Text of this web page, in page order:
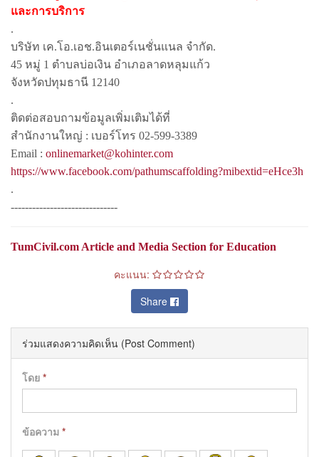
และการบริการ
.
บริษัท เค.โอ.เอช.อินเตอร์เนชั่นแนล จำกัด.
45 หมู่ 1 ตำบลบ่อเงิน อำเภอลาดหลุมแก้ว
จังหวัดปทุมธานี 12140
.
ติดต่อสอบถามข้อมูลเพิ่มเติมได้ที่
สำนักงานใหญ่ : เบอร์โทร 02-599-3389
Email : onlinemarket@kohinter.com
https://www.facebook.com/pathumscaffolding?mibextid=eHce3h
.
------------------------------
TumCivil.com Article and Media Section for Education
คะแนน:
Share
ร่วมแสดงความคิดเห็น (Post Comment)
โดย *
ข้อความ *